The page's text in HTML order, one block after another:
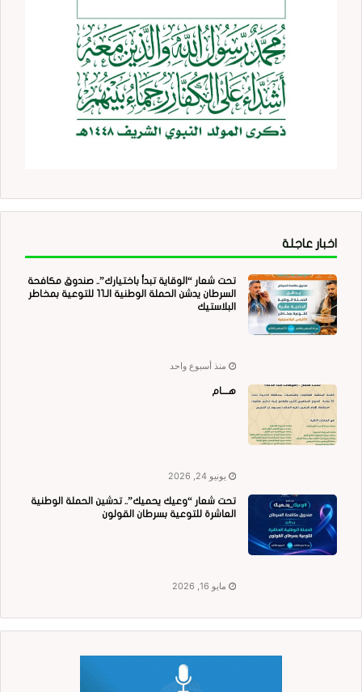
اخبار عاجلة
تحت شعار “الوقاية تبدأ باختيارك”.. صندوق مكافحة
السرطان يدشن الحملة الوطنية الـ11 للتوعية بمخاطر
البلاستيك
منذ أسبوع واحد
هــــام
يونيو 24, 2026
تحت شعار “وعيك يحميك”.. تدشين الحملة الوطنية
العاشرة للتوعية بسرطان القولون
مايو 16, 2026